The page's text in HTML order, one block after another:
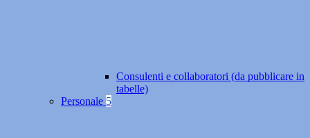
Consulenti e collaboratori (da pubblicare in
tabelle)
Personale 5